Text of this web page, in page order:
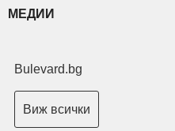
МЕДИИ
Bulevard.bg
Виж всички